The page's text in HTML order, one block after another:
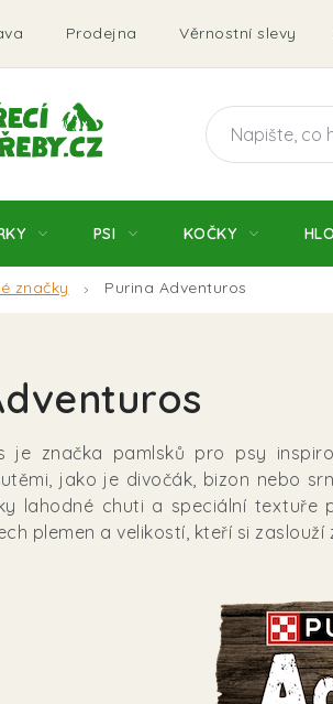
Prodejna Věrnostní slevy
PSI KOČKY
značky Purina Adventuros
je značka pamlsků pro psy
jako je divočák, bizon nebo
lahodné chuti a speciální
plemen a velikostí, kteří si